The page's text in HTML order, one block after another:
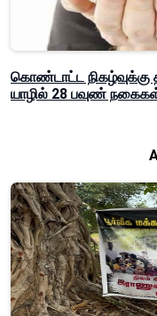
கொண்டாட்ட நிகழ்வுக்கு
யாழில் 28 பவுண்